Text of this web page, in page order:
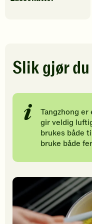
stjerner.
Klikk
vurdering.
Slik gjør du
Tangzhong
gir veldig
brukes både
bruke både